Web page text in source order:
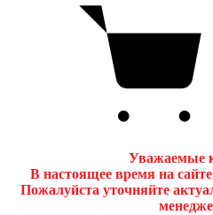
Уважаемые
В настоящее время на
Пожалуйста уточняйте